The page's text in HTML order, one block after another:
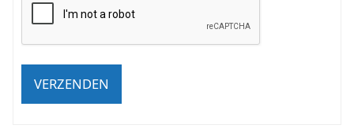
VERZENDEN